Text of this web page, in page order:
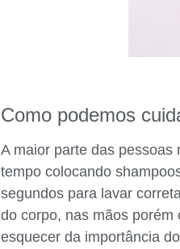
Como podemos
A maior parte das
tempo colocando
segundos para lavar
do corpo, nas mãos
esquecer da importância